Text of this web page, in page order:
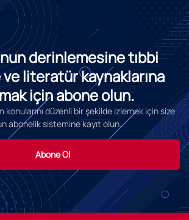
derinlemesine tıbbi
literatür kaynaklarına
için abone olun.
konularını düzenli bir şekilde izlemek için size
abonelik sistemine kayıt olun.
Abone Ol